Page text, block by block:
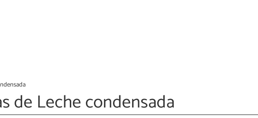
de Leche condensada